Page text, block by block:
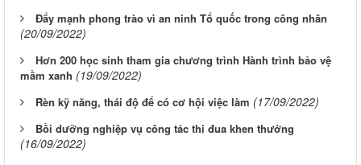
Đẩy mạnh phong trào vì an ninh Tổ quốc trong công nhân
(20/09/2022)
Hơn 200 học sinh tham gia chương trình Hành trình bảo vệ
mầm xanh (19/09/2022)
Rèn kỹ năng, thái độ để có cơ hội việc làm (17/09/2022)
Bồi dưỡng nghiệp vụ công tác thi đua khen thưởng
(16/09/2022)